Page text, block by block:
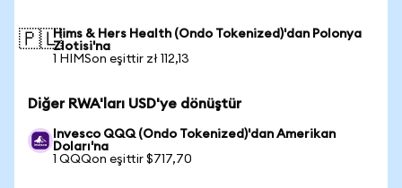
🇵🇱Hims & Hers Health (Ondo Tokenized)'dan Polonya
Zlotisi'na
1 HIMSon eşittir zł 112,13
Diğer RWA'ları USD'ye dönüştür
Invesco QQQ (Ondo Tokenized)'dan Amerikan
Doları'na
1 QQQon eşittir $717,70